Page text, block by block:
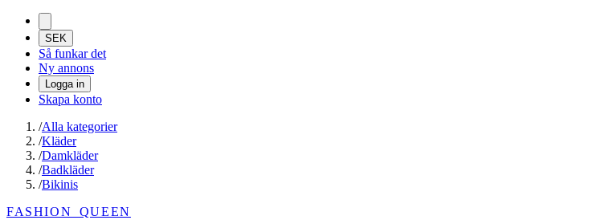
SEK
Så funkar det
Ny annons
Logga in
Skapa konto
/Alla kategorier
/Kläder
/Damkläder
/Badkläder
/Bikinis
FASHION_QUEEN